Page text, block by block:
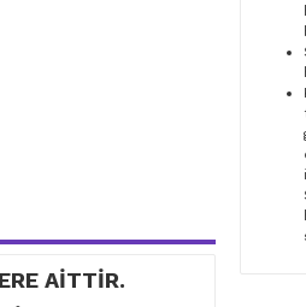
AİTTİR.